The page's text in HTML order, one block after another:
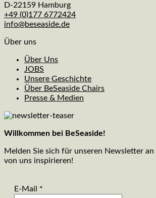
D-22159 Hamburg
+49 (0)177 6772424
info@beseaside.de
Über uns
Über Uns
JOBS
Unsere Geschichte
Über BeSeaside Chairs
Presse & Medien
Willkommen bei BeSeaside!
Melden Sie sich für unseren Newsletter an
von uns inspirieren!
E-Mail *